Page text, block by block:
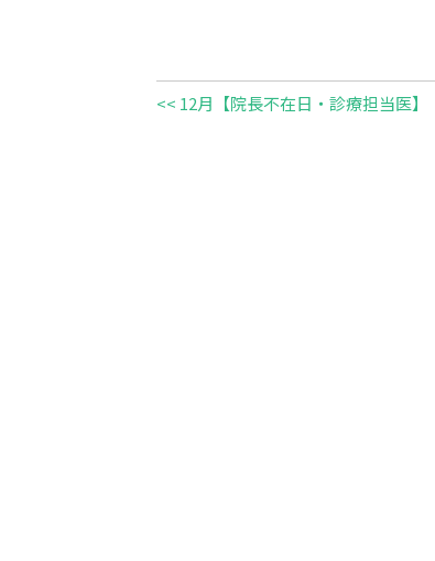
<< 12月【院長不在日・診療担当医】